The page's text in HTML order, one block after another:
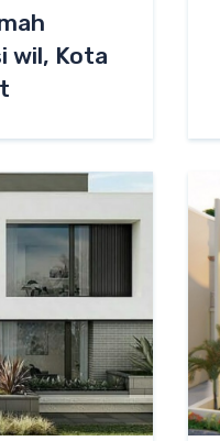
wil, Kota